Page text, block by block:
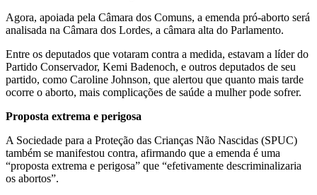
Agora, apoiada pela Câmara dos Comuns, a emenda pró-aborto será
analisada na Câmara dos Lordes, a câmara alta do Parlamento.
Entre os deputados que votaram contra a medida, estavam a líder do
Partido Conservador, Kemi Badenoch, e outros deputados de seu
partido, como Caroline Johnson, que alertou que quanto mais tarde
ocorre o aborto, mais complicações de saúde a mulher pode sofrer.
Proposta extrema e perigosa
A Sociedade para a Proteção das Crianças Não Nascidas (SPUC)
também se manifestou contra, afirmando que a emenda é uma
“proposta extrema e perigosa” que “efetivamente descriminalizaria
os abortos”.